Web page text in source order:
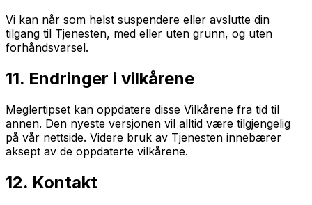
Vi kan når som helst suspendere eller avslutte din
tilgang til Tjenesten, med eller uten grunn, og uten
forhåndsvarsel.
11. Endringer i vilkårene
Meglertipset kan oppdatere disse Vilkårene fra tid til
annen. Den nyeste versjonen vil alltid være tilgjengelig
på vår nettside. Videre bruk av Tjenesten innebærer
aksept av de oppdaterte vilkårene.
12. Kontakt